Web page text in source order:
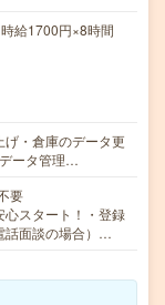
給1700円×8時間
げ・倉庫のデータ更
ータ管理…
要
心スタート！・登録
話面談の場合）…